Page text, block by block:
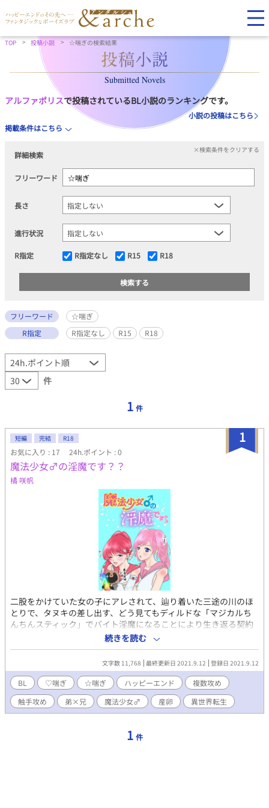
TOP 投稿小説 ☆喘ぎの検索結果
Submitted Novels
アルファポリスで投稿されているBL小説のランキングです。
小説の投稿はこちら
掲載条件はこちら
詳細検索
×検索条件をクリアする
フリーワード
長さ
進行状況
R指定 R指定なし R15 R18
フリーワード
☆喘ぎ
R指定
R指定なし R15 R18
件
1 件
1
短編 完結 R18
お気に入り : 17 24h.ポイント : 0
魔法少女♂の淫魔です？？
橘 咲帆
二股をかけていた女の子にアレされて、辿り着いた三途の川のほ
とりで、タヌキの差し出す、どう見てもディルドな「マジカルち
んちんスティック」でバイト淫魔になることにより生き返る契約
をしたが、もう既に俺の身体は荼毘に付されていて──。代わり
に用意された世界は、俺が追っていたアニメ、「きらきら☆きゅ
んきゅん♡ツインクルスター」の世界？それも、１８禁、ＢＬバ
ージョンだとう？？ ※あばらさんの設定をお借りしております ※
まじちんアンソロに寄せた作品ですが、解禁になりましたので転
載します ※ムーンライトノベルズ様にも掲載いたします ※表紙は
mettaさんに描いて頂きました
続きを読む
文字数 11,768 最終更新日 2021.9.12 登録日 2021.9.12
BL ♡喘ぎ ☆喘ぎ ハッピーエンド
複数攻め
触手攻め
弟×兄 魔法少女♂ 産卵 異世界転生
1 件